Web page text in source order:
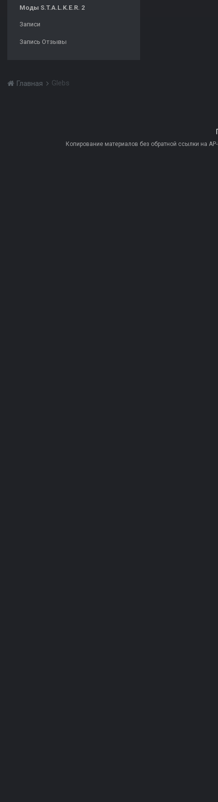
Моды S.T.A.L.K.E.R. 2
Записи
Запись Отзывы
Главная Glebs
Копирование материалов без обратной ссылки на